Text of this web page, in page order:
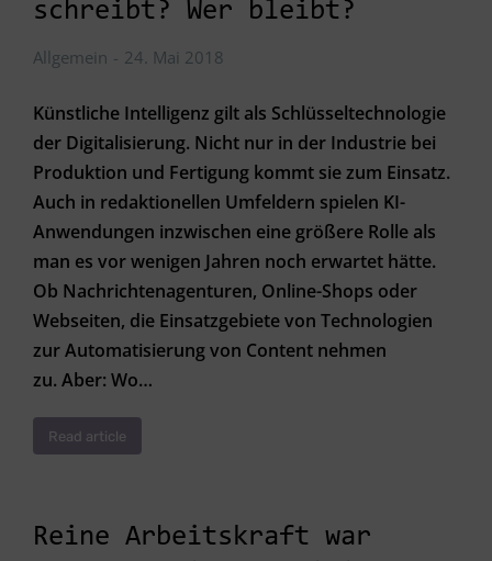
schreibt? Wer bleibt?
Allgemein 24. Mai 2018
Künstliche Intelligenz gilt als Schlüsseltechnologie
der Digitalisierung. Nicht nur in der Industrie bei
Produktion und Fertigung kommt sie zum Einsatz.
Auch in redaktionellen Umfeldern spielen KI-
Anwendungen inzwischen eine größere Rolle als
man es vor wenigen Jahren noch erwartet hätte.
Ob Nachrichtenagenturen, Online-Shops oder
Webseiten, die Einsatzgebiete von Technologien
zur Automatisierung von Content nehmen
zu. Aber: Wo…
Read article
Reine Arbeitskraft war